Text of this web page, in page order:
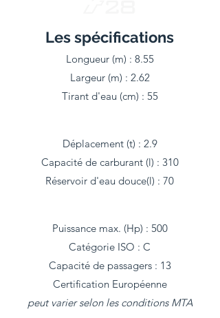
Les spécifications
Longueur (m) : 8.55
Largeur (m) : 2.62
Tirant d'eau (cm) : 55
Déplacement (t) : 2.9
Capacité de carburant (l) : 310
Réservoir d'eau douce(l) : 70
Puissance max. (Hp) : 500
Catégorie ISO : C
Capacité de passagers : 13
Certification Européenne
peut varier selon les conditions MTA